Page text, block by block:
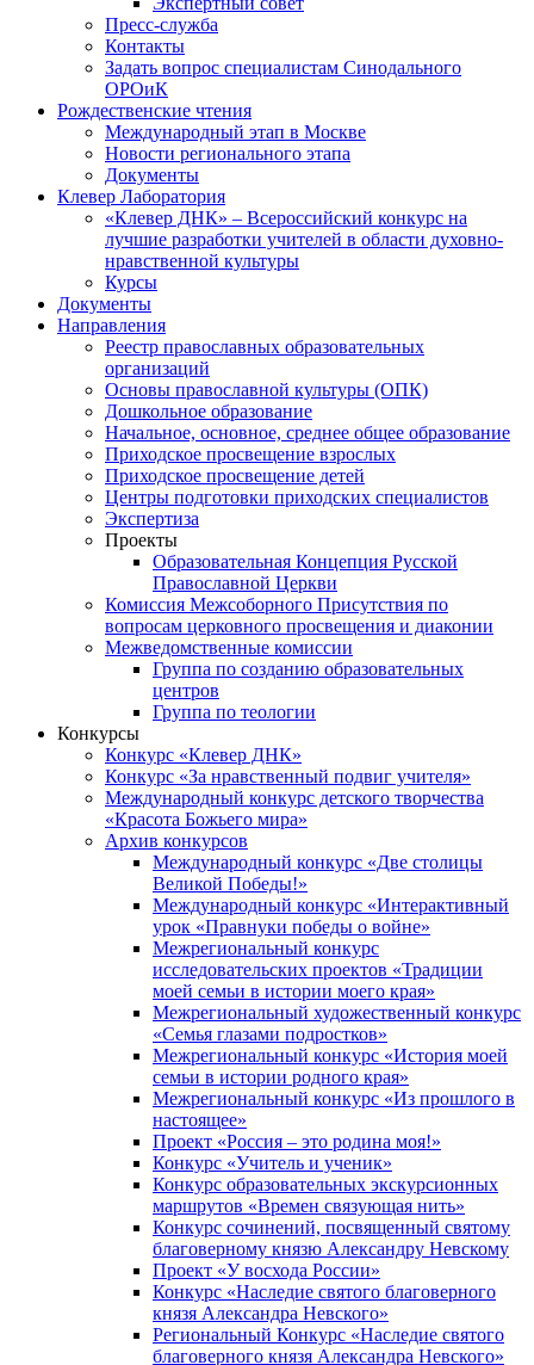
Пресс-служба
Контакты
Задать вопрос специалистам Синодального
ОРОиК
Рождественские чтения
Международный этап в Москве
Новости регионального этапа
Документы
Клевер Лаборатория
«Клевер ДНК» – Всероссийский конкурс на
лучшие разработки учителей в области духовно-
нравственной культуры
Курсы
Документы
Направления
Реестр православных образовательных
организаций
Основы православной культуры (ОПК)
Дошкольное образование
Начальное, основное, среднее общее образование
Приходское просвещение взрослых
Приходское просвещение детей
Центры подготовки приходских специалистов
Экспертиза
Проекты
Образовательная Концепция Русской
Православной Церкви
Комиссия Межсоборного Присутствия по
вопросам церковного просвещения и диаконии
Межведомственные комиссии
Группа по созданию образовательных
центров
Группа по теологии
Конкурсы
Конкурс «Клевер ДНК»
Конкурс «За нравственный подвиг учителя»
Международный конкурс детского творчества
«Красота Божьего мира»
Архив конкурсов
Международный конкурс «Две столицы
Великой Победы!»
Международный конкурс «Интерактивный
урок «Правнуки победы о войне»
Межрегиональный конкурс
исследовательских проектов «Традиции
моей семьи в истории моего края»
Межрегиональный художественный конкурс
«Семья глазами подростков»
Межрегиональный конкурс «История моей
семьи в истории родного края»
Межрегиональный конкурс «Из прошлого в
настоящее»
Проект «Россия – это родина моя!»
Конкурс «Учитель и ученик»
Конкурс образовательных экскурсионных
маршрутов «Времен связующая нить»
Конкурс сочинений, посвященный святому
благоверному князю Александру Невскому
Проект «У восхода России»
Конкурс «Наследие святого благоверного
князя Александра Невского»
Региональный Конкурс «Наследие святого
благоверного князя Александра Невского»